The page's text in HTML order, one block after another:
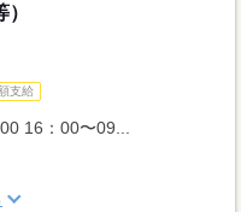
支給
16：00〜09...